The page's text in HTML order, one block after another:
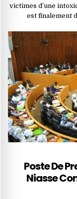
victimes d’une
est finalement
Poste De
Niasse